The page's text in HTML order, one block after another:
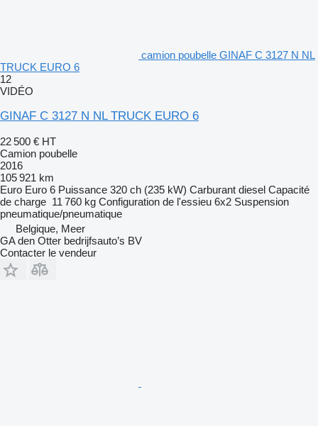
camion poubelle GINAF C 3127 N NL
TRUCK EURO 6
12
VIDÉO
GINAF C 3127 N NL TRUCK EURO 6
22 500 € HT
Camion poubelle
2016
105 921 km
Euro Euro 6 Puissance 320 ch (235 kW) Carburant diesel Capacité
de charge 11 760 kg Configuration de l'essieu 6x2 Suspension
pneumatique/pneumatique
Belgique, Meer
GA den Otter bedrijfsauto’s BV
Contacter le vendeur